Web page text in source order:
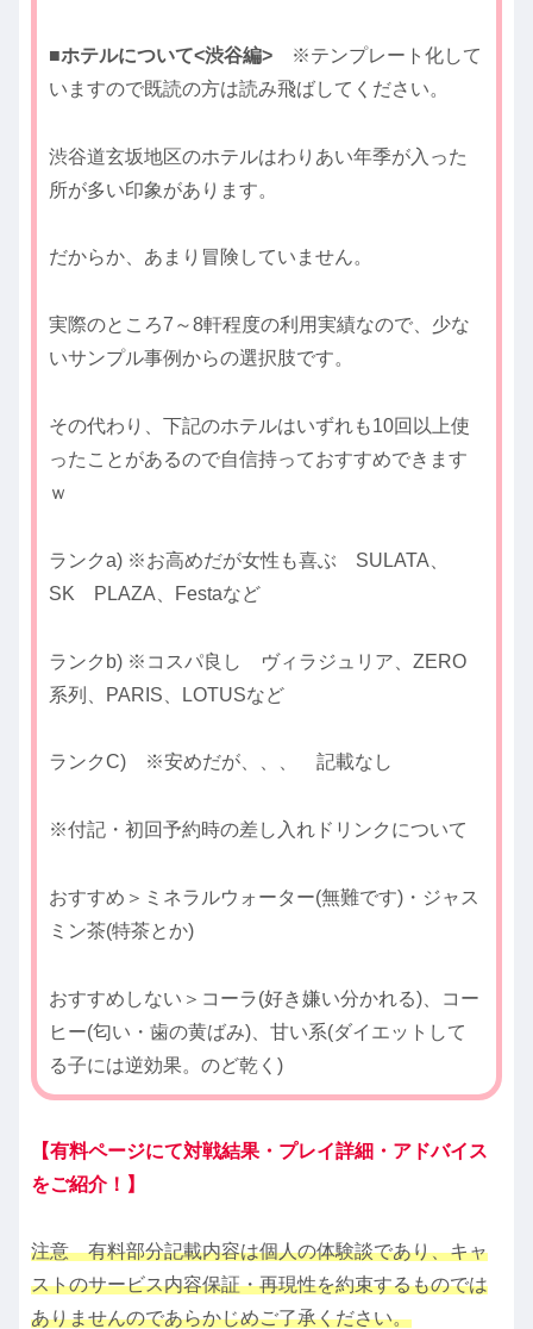
■ホテルについて<渋谷編> ※テンプレート化して
いますので既読の方は読み飛ばしてください。
渋谷道玄坂地区のホテルはわりあい年季が入った
所が多い印象があります。
だからか、あまり冒険していません。
実際のところ7～8軒程度の利用実績なので、少な
いサンプル事例からの選択肢です。
その代わり、下記のホテルはいずれも10回以上使
ったことがあるので自信持っておすすめできます
ｗ
ランクa) ※お高めだが女性も喜ぶ SULATA、
SK PLAZA、Festaなど
ランクb) ※コスパ良し ヴィラジュリア、ZERO
系列、PARIS、LOTUSなど
ランクC) ※安めだが、、、 記載なし
※付記・初回予約時の差し入れドリンクについて
おすすめ＞ミネラルウォーター(無難です)・ジャス
ミン茶(特茶とか)
おすすめしない＞コーラ(好き嫌い分かれる)、コー
ヒー(匂い・歯の黄ばみ)、甘い系(ダイエットして
る子には逆効果。のど乾く)
【有料ページにて対戦結果・プレイ詳細・アドバイス
をご紹介！】
注意 有料部分記載内容は個人の体験談であり、キャ
ストのサービス内容保証・再現性を約束するものでは
ありませんのであらかじめご了承ください。